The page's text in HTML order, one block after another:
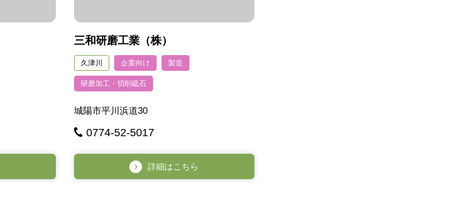
三和研磨工業（株）
久津川 企業向け 製造
研磨加工・切削砥石
城陽市平川浜道30
0774-52-5017
詳細はこちら